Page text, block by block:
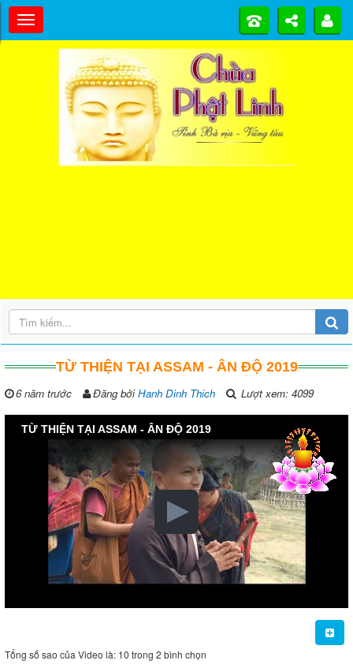
TỪ THIỆN TẠI ASSAM - ÂN ĐỘ 2019
6 năm trước Đăng bởiHanh Dinh Thich Lượt xem: 4099
TỪ THIỆN TẠI ASSAM - ÂN ĐỘ 2019
Tổng số sao của Video là: 10 trong 2 bình chọn